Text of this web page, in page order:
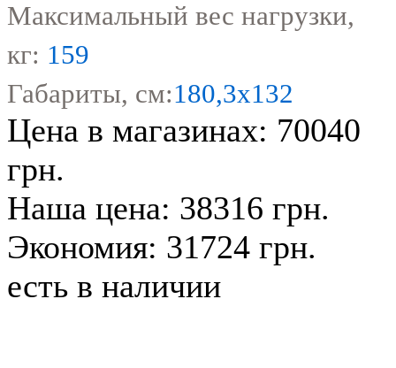
Максимальный вес нагрузки,
кг: 159
Габариты, см:180,3х132
Цена в магазинах: 70040
грн.
Наша цена: 38316 грн.
Экономия: 31724 грн.
есть в наличии